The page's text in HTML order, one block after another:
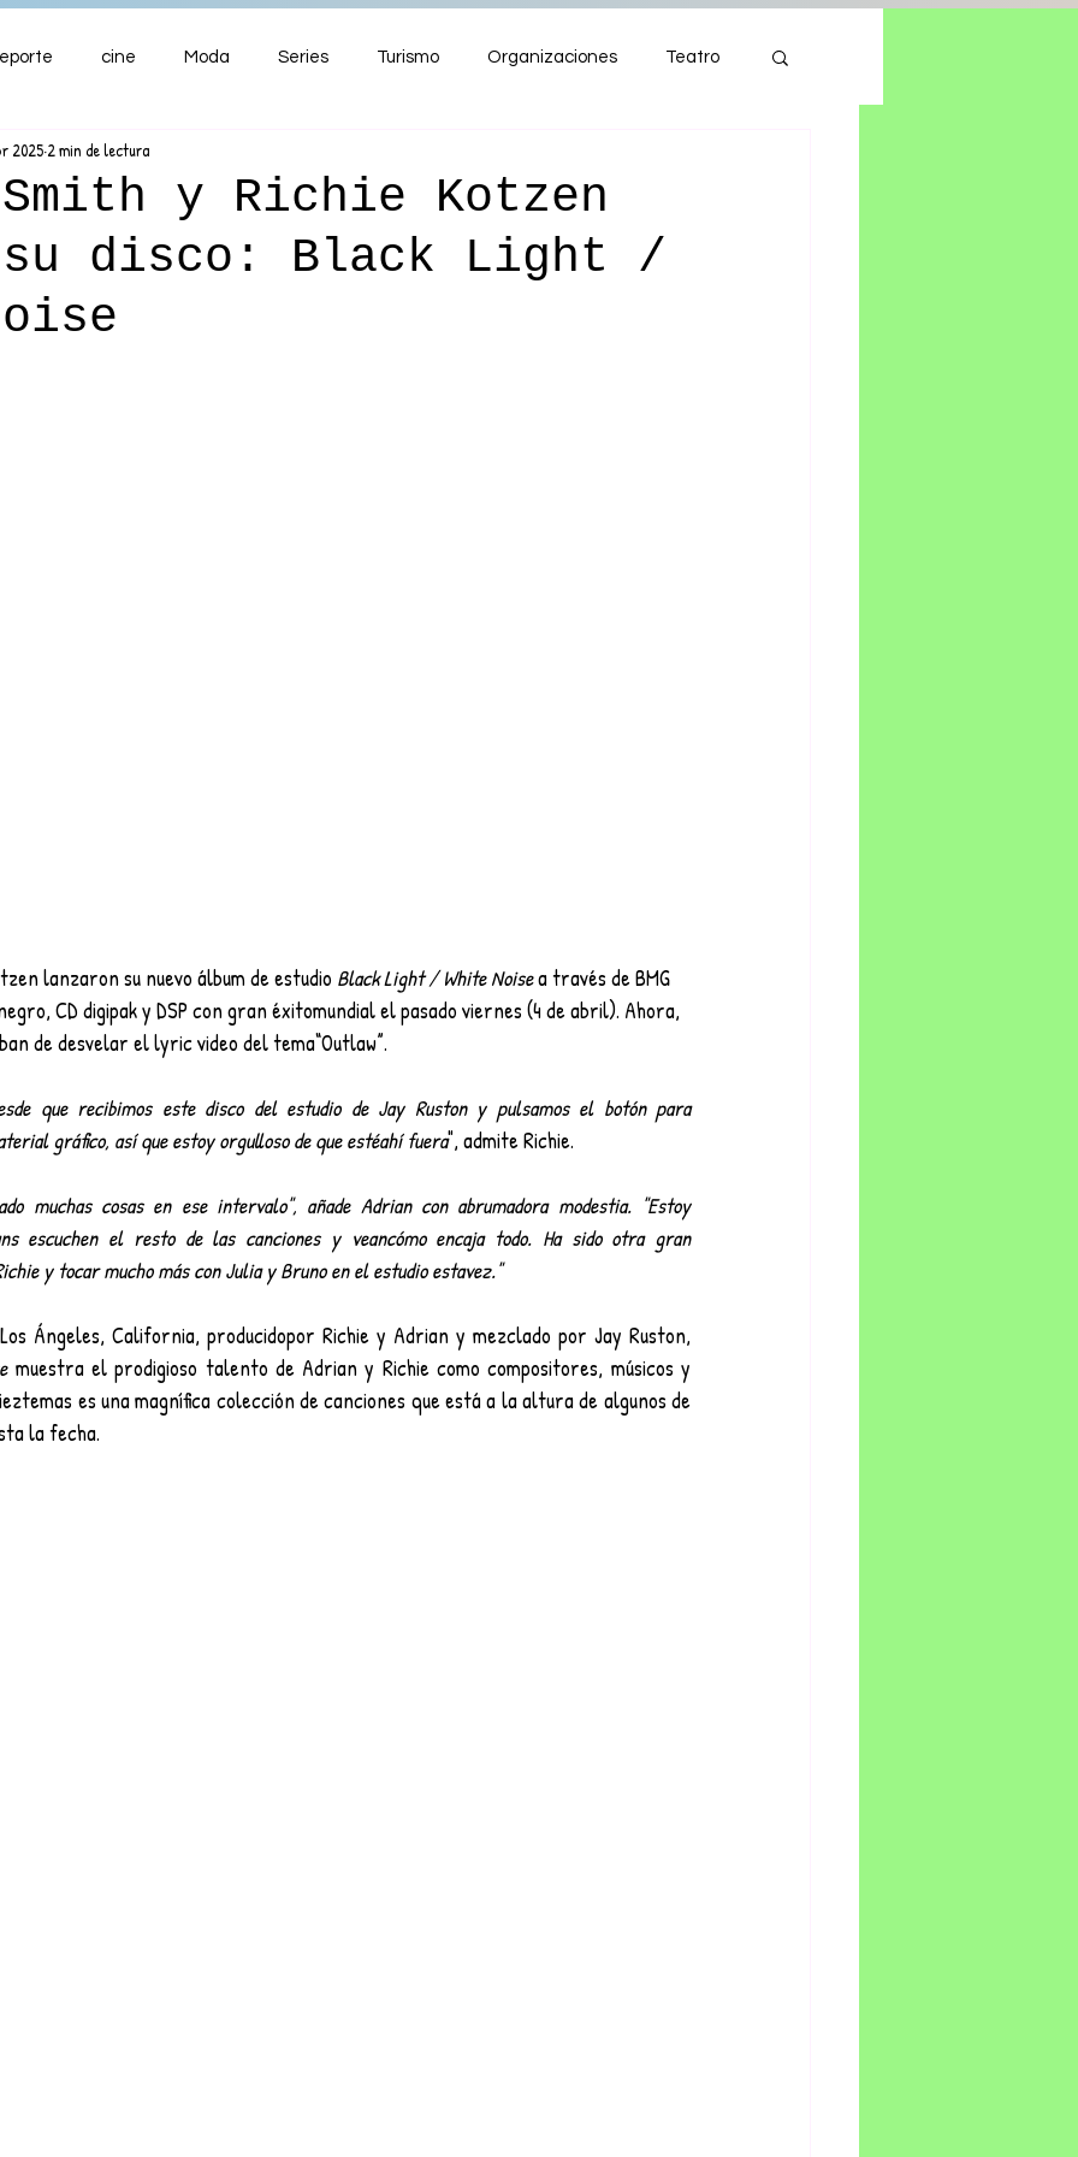
cine Moda Series Turismo Organizaciones Teatro
ENTRETENIMIENTO
y Richie Kotzen
su disco: Black Light /
2025 2 min de lectura
lanzaron su nuevo álbum de estudio Black Light / White Noise a través de BMG
CD digipak y DSP con gran éxitomundial el pasado viernes (4 de abril). Ahora,
de desvelar el lyric video del tema“Outlaw”.
que recibimos este disco del estudio de Jay Ruston y pulsamos el botón para
gráfico, así que estoy orgulloso de que estéahí fuera", admite Richie.
muchas cosas en ese intervalo", añade Adrian con abrumadora modestia. "Estoy
escuchen el resto de las canciones y veancómo encaja todo. Ha sido otra gran
y tocar mucho más con Julia y Bruno en el estudio estavez."
muestra el prodigioso talento de Adrian y Richie como compositores, músicos y
es una magnífica colección de canciones que está a la altura de algunos de
la fecha.